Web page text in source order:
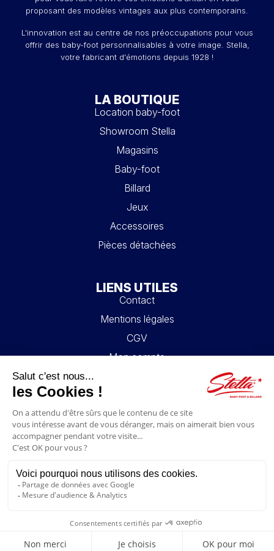
proposant des modèles vintages aux plus contemporains.
L'innovation est au centre de nos préoccupations pour vous
offrir des baby-foot personnalisables à votre image. Stella,
votre fabricant d'émotions depuis 1928 !
LA BOUTIQUE
Location baby-foot
Showroom Stella
Magasins
Baby-foot
Billard
Jeux
Accessoires
Pièces détachées
LIENS UTILES
Contact
Mentions légales
CGV
Mon compte
NOUS SUIVRE
4.6/5